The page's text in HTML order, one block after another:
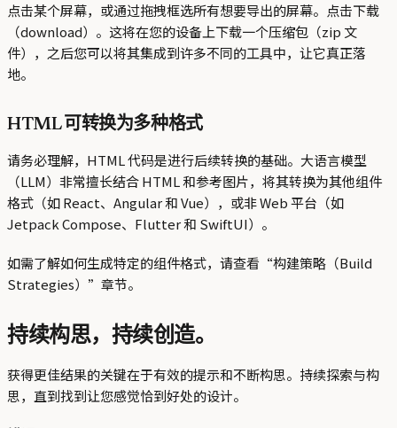
点击某个屏幕，或通过拖拽框选所有想要导出的屏幕。点击下载
（download）。这将在您的设备上下载一个压缩包（zip 文
件），之后您可以将其集成到许多不同的工具中，让它真正落
地。
HTML 可转换为多种格式
请务必理解，HTML 代码是进行后续转换的基础。大语言模型
（LLM）非常擅长结合 HTML 和参考图片，将其转换为其他组件
格式（如 React、Angular 和 Vue），或非 Web 平台（如
Jetpack Compose、Flutter 和 SwiftUI）。
如需了解如何生成特定的组件格式，请查看“构建策略（Build
Strategies）”章节。
持续构思，持续创造。
获得更佳结果的关键在于有效的提示和不断构思。持续探索与构
思，直到找到让您感觉恰到好处的设计。